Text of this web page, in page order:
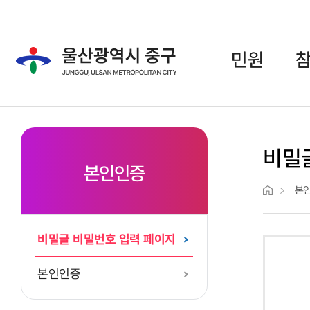
민원
본인인증
비밀글 비밀번호 입력 페이지
본인인증
비밀
본